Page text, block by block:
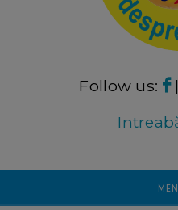
Follow us: |